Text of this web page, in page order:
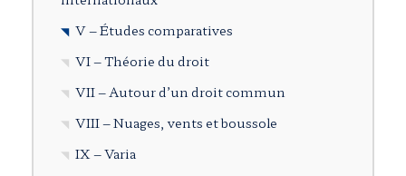
V – Études comparatives
VI – Théorie du droit
VII – Autour d’un droit commun
VIII – Nuages, vents et boussole
IX – Varia